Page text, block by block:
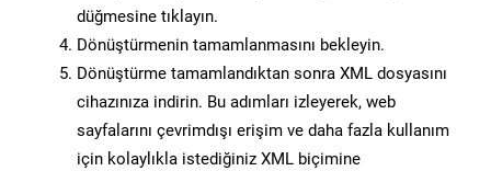
düğmesine tıklayın.
Dönüştürmenin tamamlanmasını bekleyin.
Dönüştürme tamamlandıktan sonra XML dosyasını
cihazınıza indirin. Bu adımları izleyerek, web
sayfalarını çevrimdışı erişim ve daha fazla kullanım
için kolaylıkla istediğiniz XML biçimine